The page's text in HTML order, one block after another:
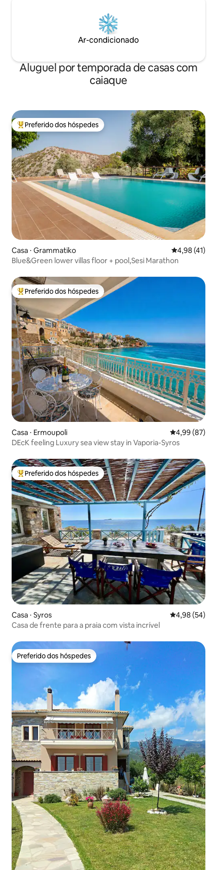
Ar-condicionado
Aluguel por temporada de casas com
caiaque
Entre os melhores preferidos dos hóspedes
Preferido dos hóspedes
Casa ⋅ Grammatiko 4,98 de uma
4,98 (41)
Blue&Green lower villas floor + pool,Sesi Marathon
Entre os melhores preferidos dos hóspedes
Preferido dos hóspedes
Casa ⋅ Ermoupoli 4,99 de uma
4,99 (87)
DEcK feeling Luxury sea view stay in Vaporia-Syros
Entre os melhores preferidos dos hóspedes
Preferido dos hóspedes
Casa ⋅ Syros 4,98 de uma
4,98 (54)
Casa de frente para a praia com vista incrível
Preferido dos hóspedes
Preferido dos hóspedes